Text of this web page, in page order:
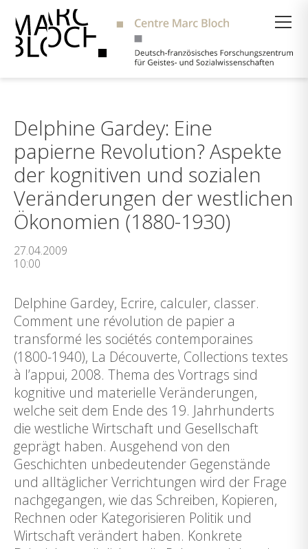
Delphine Gardey: Eine
papierne Revolution? Aspekte
der kognitiven und sozialen
Veränderungen der westlichen
Ökonomien (1880-1930)
27.04.2009
10:00
Delphine Gardey, Ecrire, calculer, classer.
Comment une révolution de papier a
transformé les sociétés contemporaines
(1800-1940), La Découverte, Collections textes
à l’appui, 2008. Thema des Vortrags sind
kognitive und materielle Veränderungen,
welche seit dem Ende des 19. Jahrhunderts
die westliche Wirtschaft und Gesellschaft
geprägt haben. Ausgehend von den
Geschichten unbedeutender Gegenstände
und alltäglicher Verrichtungen wird der Frage
nachgegangen, wie das Schreiben, Kopieren,
Rechnen oder Kategorisieren Politik und
Wirtschaft verändert haben. Konkrete